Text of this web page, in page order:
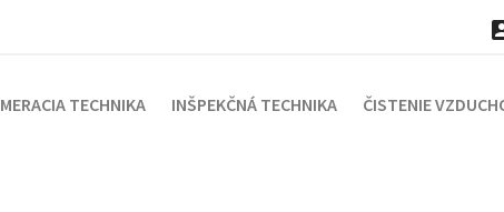
MERACIA TECHNIKA INŠPEKČNÁ TECHNIKA ČISTENIE